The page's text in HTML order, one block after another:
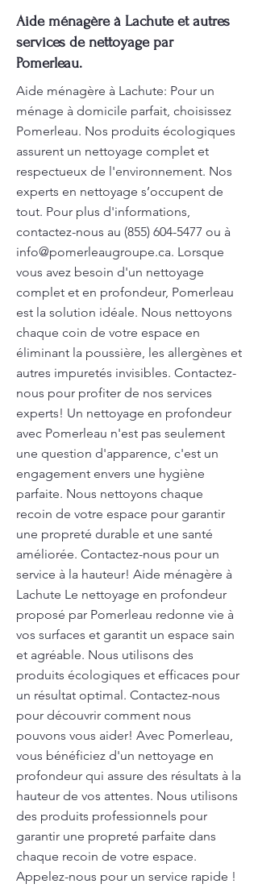
Aide ménagère à Lachute et autres
services de nettoyage par
Pomerleau.
Aide ménagère à Lachute: Pour un
ménage à domicile parfait, choisissez
Pomerleau. Nos produits écologiques
assurent un nettoyage complet et
respectueux de l'environnement. Nos
experts en nettoyage s’occupent de
tout. Pour plus d'informations,
contactez-nous au (855) 604-5477 ou à
info@pomerleaugroupe.ca. Lorsque
vous avez besoin d'un nettoyage
complet et en profondeur, Pomerleau
est la solution idéale. Nous nettoyons
chaque coin de votre espace en
éliminant la poussière, les allergènes et
autres impuretés invisibles. Contactez-
nous pour profiter de nos services
experts! Un nettoyage en profondeur
avec Pomerleau n'est pas seulement
une question d'apparence, c'est un
engagement envers une hygiène
parfaite. Nous nettoyons chaque
recoin de votre espace pour garantir
une propreté durable et une santé
améliorée. Contactez-nous pour un
service à la hauteur! Aide ménagère à
Lachute Le nettoyage en profondeur
proposé par Pomerleau redonne vie à
vos surfaces et garantit un espace sain
et agréable. Nous utilisons des
produits écologiques et efficaces pour
un résultat optimal. Contactez-nous
pour découvrir comment nous
pouvons vous aider! Avec Pomerleau,
vous bénéficiez d'un nettoyage en
profondeur qui assure des résultats à la
hauteur de vos attentes. Nous utilisons
des produits professionnels pour
garantir une propreté parfaite dans
chaque recoin de votre espace.
Appelez-nous pour un service rapide !